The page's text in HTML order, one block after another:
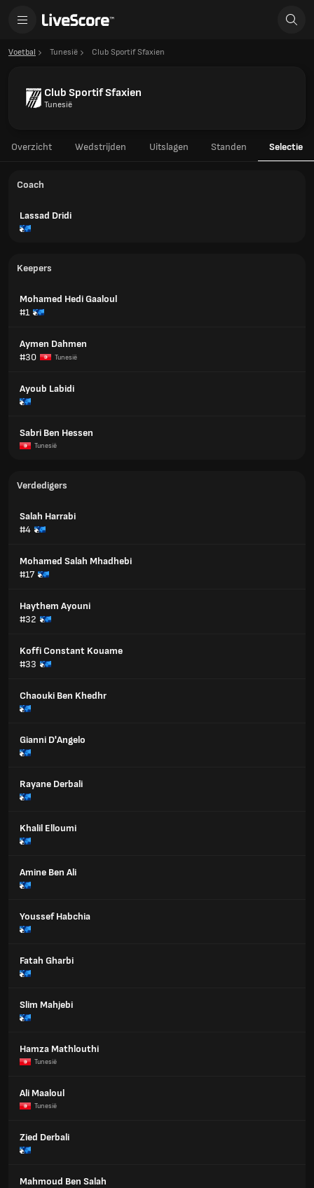
Voetbal Tunesië Club Sportif Sfaxien
Club Sportif Sfaxien
Tunesië
Overzicht Wedstrijden Uitslagen Standen Selectie
Coach
Lassad Dridi
Keepers
Mohamed Hedi Gaaloul
#1
Aymen Dahmen
#30
Tunesië
Ayoub Labidi
Sabri Ben Hessen
Tunesië
Verdedigers
Salah Harrabi
#4
Mohamed Salah Mhadhebi
#17
Haythem Ayouni
#32
Koffi Constant Kouame
#33
Chaouki Ben Khedhr
Gianni D'Angelo
Rayane Derbali
Khalil Elloumi
Amine Ben Ali
Youssef Habchia
Fatah Gharbi
Slim Mahjebi
Hamza Mathlouthi
Tunesië
Ali Maaloul
Tunesië
Zied Derbali
Mahmoud Ben Salah